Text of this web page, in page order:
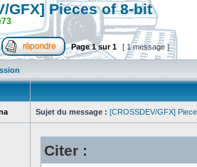
GFX] Pieces of 8-bit
Page1sur1 [ 1 message ]
Sujet du message : [CROSSDEV/GFX]
Citer :